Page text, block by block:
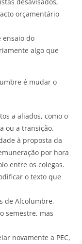
orçamentário
ensaio do
algo que
é mudar o
a aliados, como o
ou a transição.
à proposta da
por hora
entre os colegas.
o texto que
de Alcolumbre,
semestre, mas
novamente a PEC,